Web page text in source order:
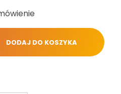
DODAJ DO KOSZYKA